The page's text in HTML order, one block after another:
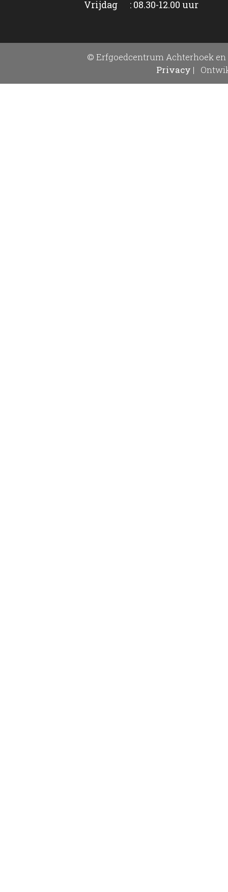
Vrijdag : 08.30-12.00 uur
© Erfgoedcentrum Achterhoek en
Privacy |